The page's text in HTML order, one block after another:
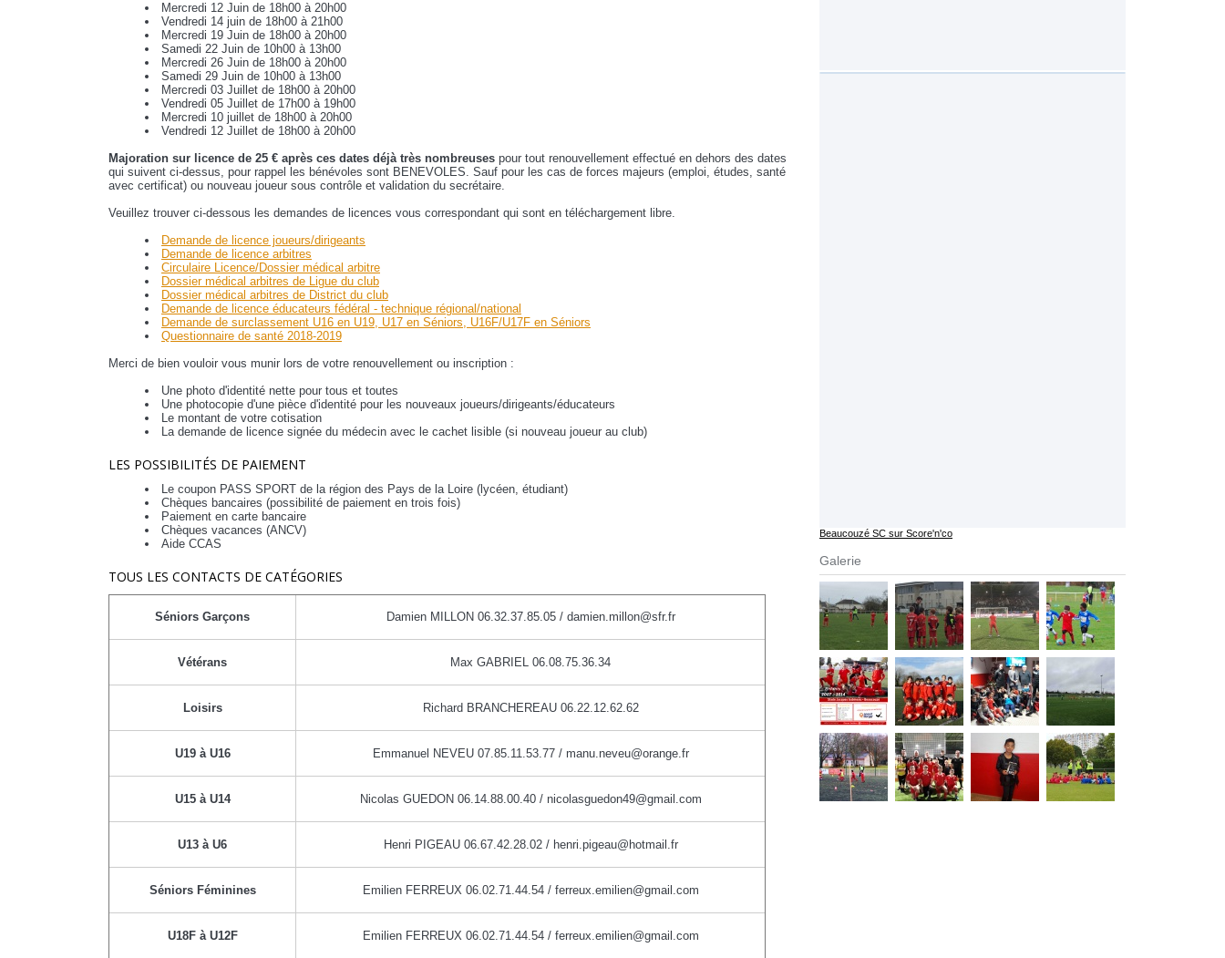
Mercredi 12 Juin de 18h00 à 20h00
Vendredi 14 juin de 18h00 à 21h00
Mercredi 19 Juin de 18h00 à 20h00
Samedi 22 Juin de 10h00 à 13h00
Mercredi 26 Juin de 18h00 à 20h00
Samedi 29 Juin de 10h00 à 13h00
Mercredi 03 Juillet de 18h00 à 20h00
Vendredi 05 Juillet de 17h00 à 19h00
Mercredi 10 juillet de 18h00 à 20h00
Vendredi 12 Juillet de 18h00 à 20h00
Majoration sur licence de 25 € après ces dates déjà très nombreuses pour tout renouvellement effectué en dehors des dates
qui suivent ci-dessus, pour rappel les bénévoles sont BENEVOLES. Sauf pour les cas de forces majeurs (emploi, études, santé
avec certificat) ou nouveau joueur sous contrôle et validation du secrétaire.
Veuillez trouver ci-dessous les demandes de licences vous correspondant qui sont en téléchargement libre.
Demande de licence joueurs/dirigeants
Demande de licence arbitres
Circulaire Licence/Dossier médical arbitre
Dossier médical arbitres de Ligue du club
Dossier médical arbitres de District du club
Demande de licence éducateurs fédéral - technique régional/national
Demande de surclassement U16 en U19, U17 en Séniors, U16F/U17F en Séniors
Questionnaire de santé 2018-2019
Merci de bien vouloir vous munir lors de votre renouvellement ou inscription :
Une photo d'identité nette pour tous et toutes
Une photocopie d'une pièce d'identité pour les nouveaux joueurs/dirigeants/éducateurs
Le montant de votre cotisation
La demande de licence signée du médecin avec le cachet lisible (si nouveau joueur au club)
LES POSSIBILITÉS DE PAIEMENT
Le coupon PASS SPORT de la région des Pays de la Loire (lycéen, étudiant)
Chèques bancaires (possibilité de paiement en trois fois)
Paiement en carte bancaire
Chèques vacances (ANCV)
Aide CCAS
TOUS LES CONTACTS DE CATÉGORIES
Séniors Garçons Damien MILLON 06.32.37.85.05 / damien.millon@sfr.fr
Vétérans Max GABRIEL 06.08.75.36.34
Loisirs Richard BRANCHEREAU 06.22.12.62.62
U19 à U16 Emmanuel NEVEU 07.85.11.53.77 / manu.neveu@orange.fr
U15 à U14 Nicolas GUEDON 06.14.88.00.40 / nicolasguedon49@gmail.com
U13 à U6 Henri PIGEAU 06.67.42.28.02 / henri.pigeau@hotmail.fr
Séniors Féminines Emilien FERREUX 06.02.71.44.54 / ferreux.emilien@gmail.com
U18F à U12F Emilien FERREUX 06.02.71.44.54 / ferreux.emilien@gmail.com
Beaucouzé SC sur Score'n'co
Galerie